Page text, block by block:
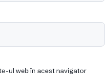
ul web în acest navigator